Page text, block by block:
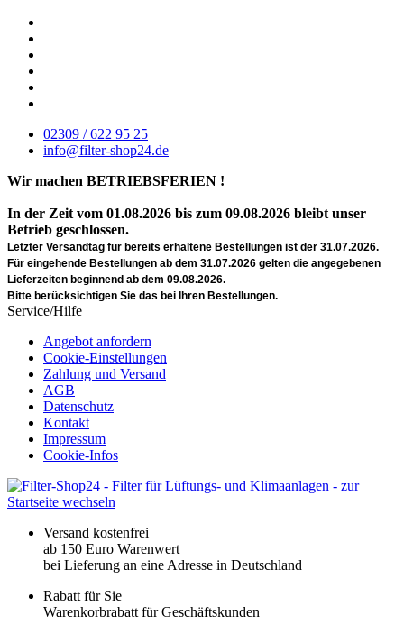
02309 / 622 95 25
info@filter-shop24.de
Wir machen BETRIEBSFERIEN !
In der Zeit vom 01.08.2026 bis zum 09.08.2026 bleibt unser
Betrieb geschlossen.
Letzter Versandtag für bereits erhaltene Bestellungen ist der 31.07.2026.
Für eingehende Bestellungen ab dem 31.07.2026 gelten die angegebenen
Lieferzeiten beginnend ab dem 09.08.2026.
Bitte berücksichtigen Sie das bei Ihren Bestellungen.
Service/Hilfe
Angebot anfordern
Cookie-Einstellungen
Zahlung und Versand
AGB
Datenschutz
Kontakt
Impressum
Cookie-Infos
Versand kostenfrei
ab 150 Euro Warenwert
bei Lieferung an eine Adresse in Deutschland
Rabatt für Sie
Warenkorbrabatt für Geschäftskunden